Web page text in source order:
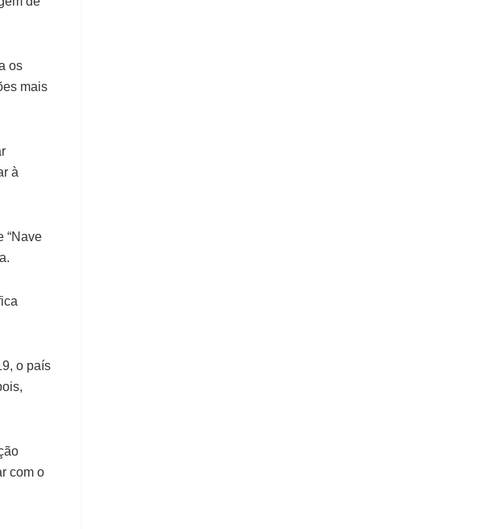
os
mais
à
“Nave
o país
com o